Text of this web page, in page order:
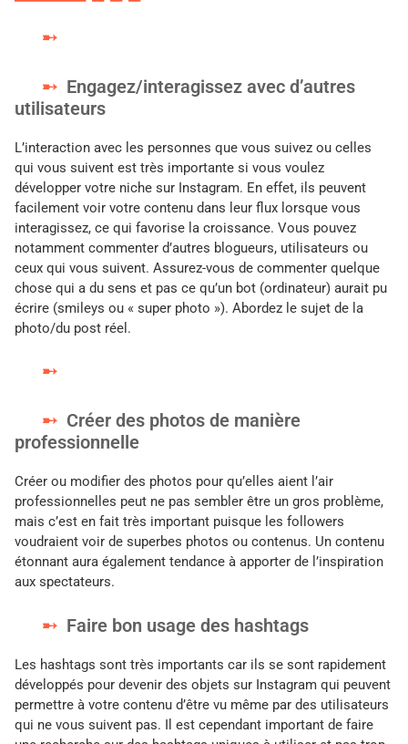
Engagez/interagissez avec d’autres
utilisateurs
L’interaction avec les personnes que vous suivez ou celles
qui vous suivent est très importante si vous voulez
développer votre niche sur Instagram. En effet, ils peuvent
facilement voir votre contenu dans leur flux lorsque vous
interagissez, ce qui favorise la croissance. Vous pouvez
notamment commenter d’autres blogueurs, utilisateurs ou
ceux qui vous suivent. Assurez-vous de commenter quelque
chose qui a du sens et pas ce qu’un bot (ordinateur) aurait pu
écrire (smileys ou « super photo »). Abordez le sujet de la
photo/du post réel.
Créer des photos de manière
professionnelle
Créer ou modifier des photos pour qu’elles aient l’air
professionnelles peut ne pas sembler être un gros problème,
mais c’est en fait très important puisque les followers
voudraient voir de superbes photos ou contenus. Un contenu
étonnant aura également tendance à apporter de l’inspiration
aux spectateurs.
Faire bon usage des hashtags
Les hashtags sont très importants car ils se sont rapidement
développés pour devenir des objets sur Instagram qui peuvent
permettre à votre contenu d’être vu même par des utilisateurs
qui ne vous suivent pas. Il est cependant important de faire